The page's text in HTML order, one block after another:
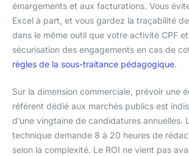
émargements et aux facturations. Vous
Excel à part, et vous gardez la traçabilité
dans le même outil que votre activité CPF et
sécurisation des engagements en cas de
règles de la sous-traitance pédagogique.
Sur la dimension commerciale, prévoir une
référent dédié aux marchés publics est
d’une vingtaine de candidatures annuelles.
technique demande 8 à 20 heures de
selon la complexité. Le ROI ne vient pas